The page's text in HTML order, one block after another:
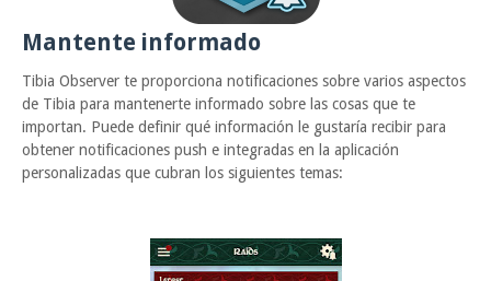
Mantente informado
Tibia Observer te proporciona notificaciones sobre varios aspectos
de Tibia para mantenerte informado sobre las cosas que te
importan. Puede definir qué información le gustaría recibir para
obtener notificaciones push e integradas en la aplicación
personalizadas que cubran los siguientes temas: